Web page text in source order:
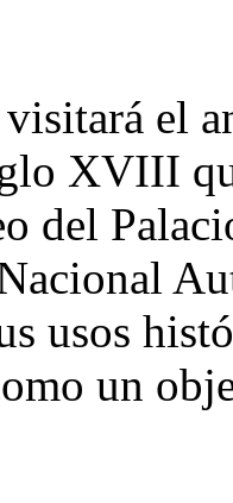
el
XVIII
del
usos
un